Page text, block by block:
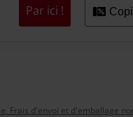
Par ici !
Frais d'envoi et d'emballage